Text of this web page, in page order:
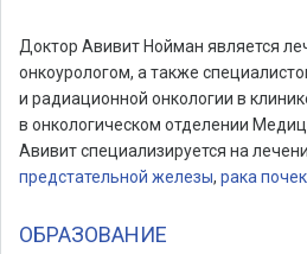
Доктор Авивит Нойман является
онкоурологом, а также
и радиационной онкологии в
в онкологическом отделении
Авивит специализируется на
предстательной железы, рака почек
ОБРАЗОВАНИЕ